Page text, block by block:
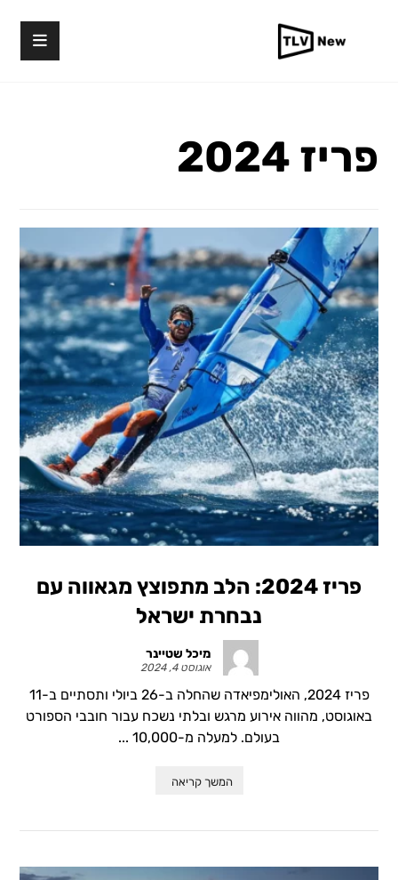
פריז 2024
פריז 2024: הלב מתפוצץ מגאווה עם
נבחרת ישראל
מיכל שטיינר
אוגוסט 4, 2024
פריז 2024, האולימפיאדה שהחלה ב-26 ביולי ותסתיים ב-11
באוגוסט, מהווה אירוע מרגש ובלתי נשכח עבור חובבי הספורט
בעולם. למעלה מ-10,000 ...
המשך קריאה